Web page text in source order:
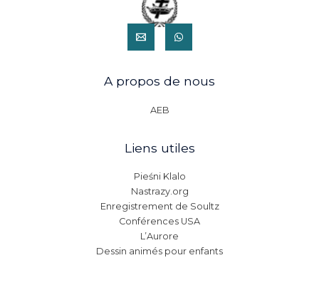
A propos de nous
AEB
Liens utiles
Pieśni Klalo
Nastrazy.org
Enregistrement de Soultz
Conférences USA
L’Aurore
Dessin animés pour enfants